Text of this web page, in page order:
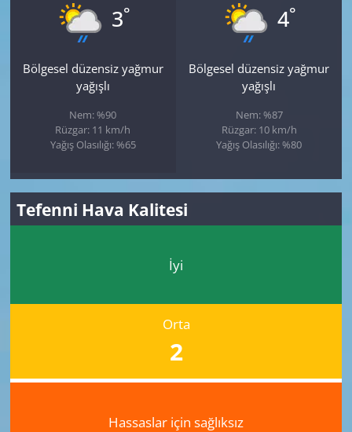
3°
Bölgesel düzensiz yağmur
yağışlı
Nem: %90
Rüzgar: 11 km/h
Yağış Olasılığı: %65
4°
Bölgesel düzensiz yağmur
yağışlı
Nem: %87
Rüzgar: 10 km/h
Yağış Olasılığı: %80
Tefenni Hava Kalitesi
İyi
Orta
2
Hassaslar için sağlıksız